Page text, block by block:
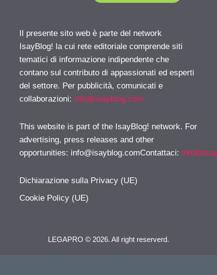
Il presente sito web è parte del network
IsayBlog! la cui rete editoriale comprende siti
tematici di informazione indipendente che
contano sul contributo di appassionati ed esperti
del settore. Per pubblicità, comunicati e
collaborazioni: info@isayblog.com
This website is part of the IsayBlog! network. For
advertising, press releases and other
opportunities: info@isayblog.comContattaci:
Dichiarazione sulla Privacy (UE)
Cookie Policy (UE)
LEGAPRO © 2026. All right reserverd.